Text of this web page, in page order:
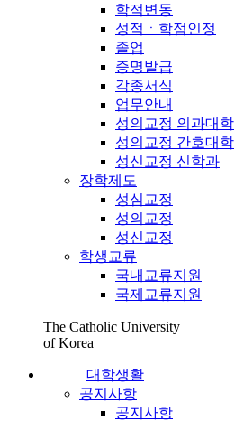
학적변동
성적ㆍ학점인정
졸업
증명발급
각종서식
업무안내
성의교정 의과대학
성의교정 간호대학
성신교정 신학과
장학제도
성심교정
성의교정
성신교정
학생교류
국내교류지원
국제교류지원
The Catholic University
of Korea
대학생활
공지사항
공지사항